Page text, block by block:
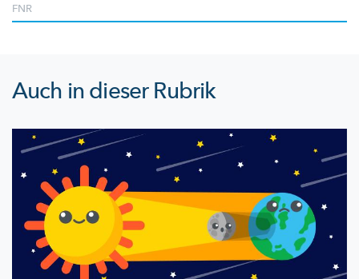
FNR
Auch in dieser Rubrik